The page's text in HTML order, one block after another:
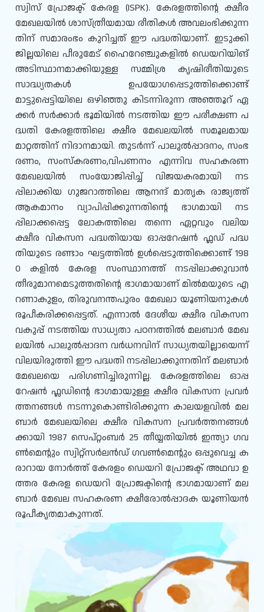
സ്വിസ് പ്രോജക്ട് കേരള (ISPK). കേരളത്തിന്റെ ക്ഷീര
മേഖലയിൽ ശാസ്ത്രീയമായ രീതികൾ അവലംഭിക്കുന്ന
തിന് സമാരംഭം കുറിച്ചത് ഈ പദ്ധതിയാണ്. ഇടുക്കി
ജില്ലയിലെ പീരുമേട് ഹൈറേഞ്ചുകളിൽ ഡെയറിയിങ്
അടിസ്ഥാനമാക്കിയുള്ള സമ്മിശ്ര കൃഷിരീതിയുടെ
സാദ്ധ്യതകൾ ഉപയോഗപ്പെടുത്തിക്കൊണ്ട്
മാട്ടുപ്പെട്ടിയിലെ ഒഴിഞ്ഞു കിടന്നിരുന്ന അഞ്ഞൂറ് ഏ
ക്കർ സർക്കാർ ഭൂമിയിൽ നടത്തിയ ഈ പരീക്ഷണ പ
ദ്ധതി കേരളത്തിലെ ക്ഷീര മേഖലയിൽ സമൂലമായ
മാറ്റത്തിന് നിദാനമായി. തുടർന്ന് പാലുൽപ്പാദനം, സംഭ
രണം, സംസ്കരണം,വിപണനം എന്നിവ സഹകരണ
മേഖലയിൽ സംയോജിപ്പിച്ച് വിജയകരമായി നട
പ്പിലാക്കിയ ഗുജറാത്തിലെ ആനന്ദ് മാതൃക രാജ്യത്ത്
ആകമാനം വ്യാപിപ്പിക്കുന്നതിന്റെ ഭാഗമായി നട
പ്പിലാക്കപ്പെട്ട ലോകത്തിലെ തന്നെ ഏറ്റവും വലിയ
ക്ഷീര വികസന പദ്ധതിയായ ഓപ്പറേഷൻ ഫ്ലഡ് പദ്ധ
തിയുടെ രണ്ടാം ഘട്ടത്തിൽ ഉൾപ്പെടുത്തിക്കൊണ്ട് 198
0 കളിൽ കേരള സംസ്ഥാനത്ത് നടപ്പിലാക്കുവാൻ
തീരുമാനമെടുത്തതിന്റെ ഭാഗമായാണ് മിൽമയുടെ എ
റണാകുളം, തിരുവനന്തപുരം മേഖലാ യൂണിയനുകൾ
രൂപീകരിക്കപ്പെട്ടത്. എന്നാൽ ദേശീയ ക്ഷീര വികസന
വകുപ്പ് നടത്തിയ സാധ്യതാ പഠനത്തിൽ മലബാർ മേഖ
ലയിൽ പാലുൽപ്പാദന വർധനവിന് സാധ്യതയില്ലായെന്ന്
വിലയിരുത്തി ഈ പദ്ധതി നടപ്പിലാക്കുന്നതിന് മലബാർ
മേഖലയെ പരിഗണിച്ചിരുന്നില്ല. കേരളത്തിലെ ഓപ്പ
റേഷൻ ഫ്ലഡിന്റെ ഭാഗമായുള്ള ക്ഷീര വികസന പ്രവർ
ത്തനങ്ങൾ നടന്നുകൊണ്ടിരിക്കുന്ന കാലയളവിൽ മല
ബാർ മേഖലയിലെ ക്ഷീര വികസന പ്രവർത്തനങ്ങൾ
ക്കായി 1987 സെപ്റ്റംബർ 25 തീയ്യതിയിൽ ഇന്ത്യാ ഗവ
ൺമെന്റും സ്വിറ്റ്സർലൻഡ് ഗവൺമെന്റും ഒപ്പുവെച്ച ക
രാറായ നോർത്ത് കേരളം ഡെയറി പ്രോജക്ട് അഥവാ ഉ
ത്തര കേരള ഡെയറി പ്രോജക്ടിന്റെ ഭാഗമായാണ് മല
ബാർ മേഖല സഹകരണ ക്ഷീരോൽപ്പാദക യൂണിയൻ
രൂപീകൃതമാകുന്നത്.